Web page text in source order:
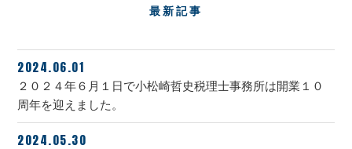
最新記事
2024.06.01
２０２４年６月１日で小松崎哲史税理士事務所は開業１０
周年を迎えました。
2024.05.30